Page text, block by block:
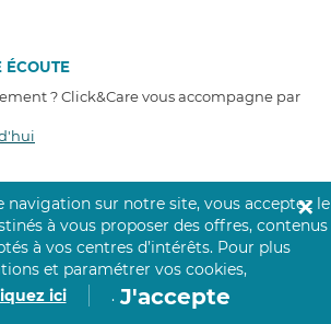
ÉCOUTE
? Click&Care vous accompagne par
récoltés sur
navigation sur notre site, vous acceptez le
à vous proposer des offres, contenus
à vos centres d’intérêts. Pour plus
et paramétrer vos cookies,
ici
. J'accepte
✕